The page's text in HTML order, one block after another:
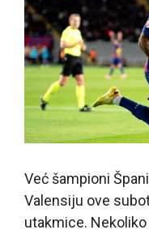
Već šampioni
Valensiju ove
utakmice.